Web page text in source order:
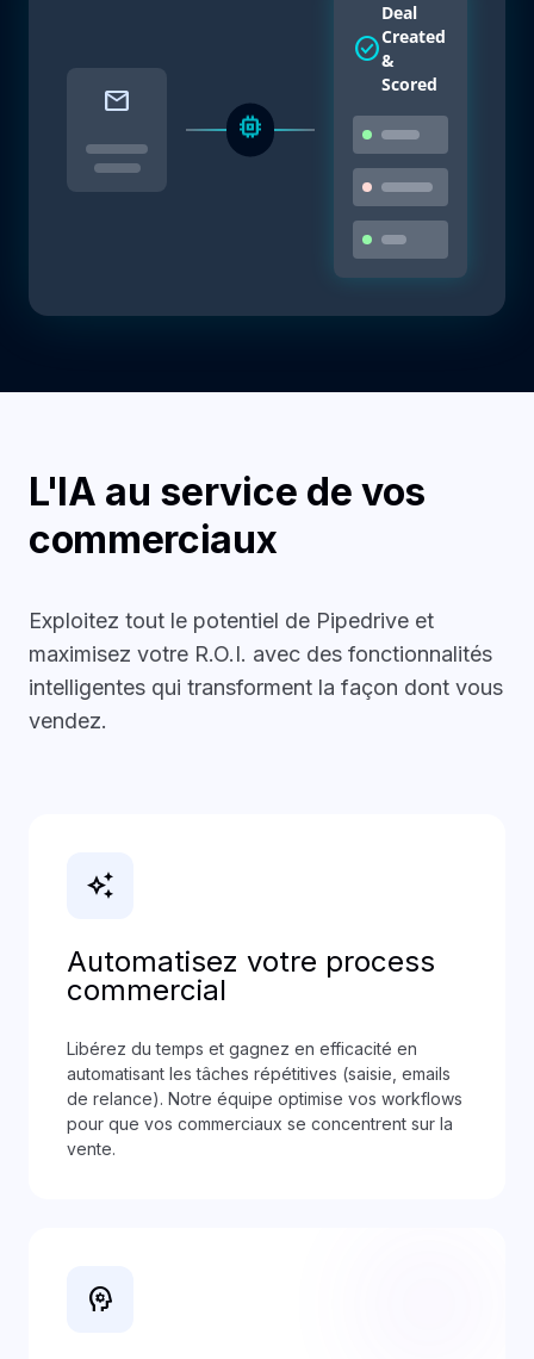
mail
memory
check_circle
Deal
Created
&
Scored
L'IA au service de vos
commerciaux
Exploitez tout le potentiel de Pipedrive et
maximisez votre R.O.I. avec des fonctionnalités
intelligentes qui transforment la façon dont vous
vendez.
auto_awesome
Automatisez votre process
commercial
Libérez du temps et gagnez en efficacité en
automatisant les tâches répétitives (saisie, emails
de relance). Notre équipe optimise vos workflows
pour que vos commerciaux se concentrent sur la
vente.
psychology